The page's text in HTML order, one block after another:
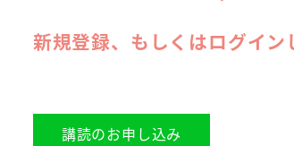
新規登録、もしくはログイン
講読のお申し込み